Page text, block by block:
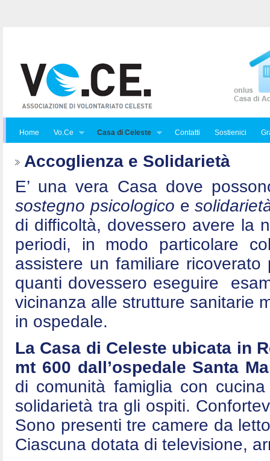
Home Vo.Ce Casa di Celeste Contatti Sostienici
Accoglienza e Solidarietà
E’ una vera Casa dove
sostegno psicologico e
di difficoltà, dovessero avere la
periodi, in modo particolare
assistere un familiare
quanti dovessero eseguire
vicinanza alle strutture sanitarie
in ospedale.
La Casa di Celeste ubicata in
mt 600 dall’ospedale Santa
di comunità famiglia con
solidarietà tra gli ospiti.
Sono presenti tre camere da
Ciascuna dotata di televisione,